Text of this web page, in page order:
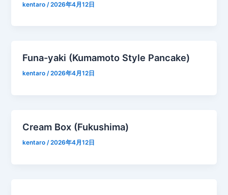
kentaro /2026年4月12日
Funa-yaki (Kumamoto Style Pancake)
kentaro/2026年4月12日
Cream Box (Fukushima)
kentaro/2026年4月12日